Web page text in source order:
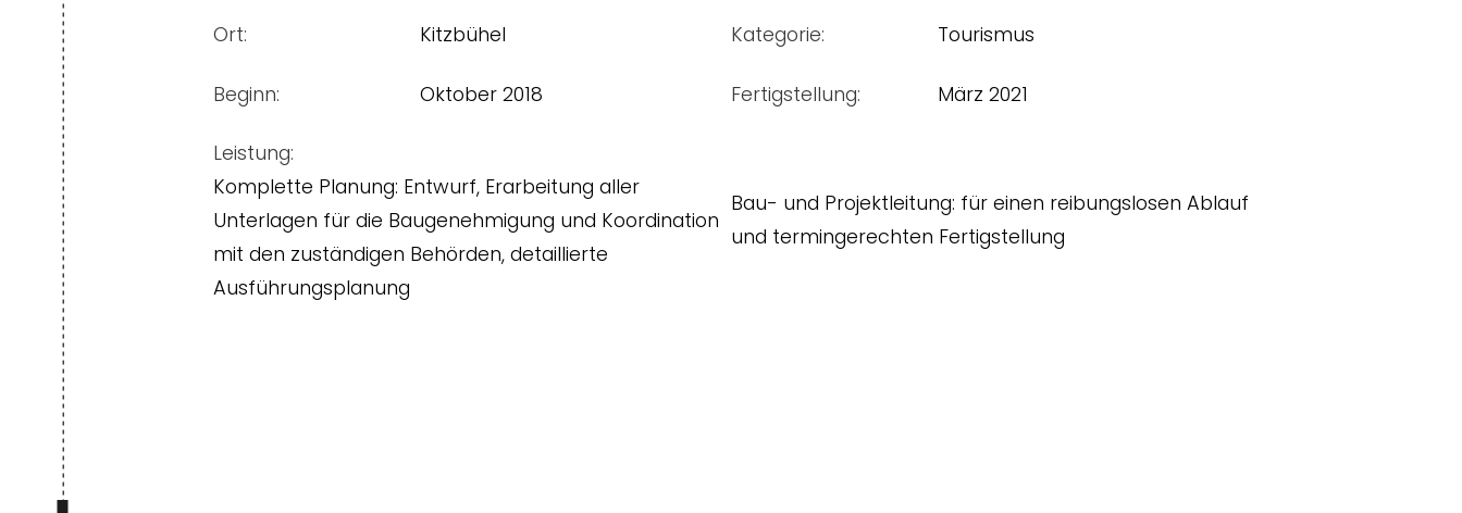
Ort: Kitzbühel Kategorie: Tourismus
Beginn: Oktober 2018 Fertigstellung: März 2021
Leistung:
Komplette Planung: Entwurf, Erarbeitung aller
Unterlagen für die Baugenehmigung und Koordination
mit den zuständigen Behörden, detaillierte
Ausführungsplanung
Bau- und Projektleitung: für einen reibungslosen Ablauf
und termingerechten Fertigstellung